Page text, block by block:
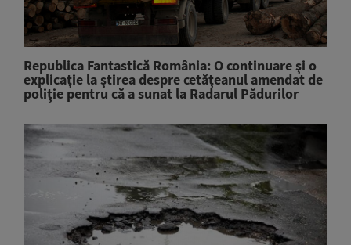
Republica Fantastică România: O continuare şi o
explicaţie la ştirea despre cetăţeanul amendat de
poliţie pentru că a sunat la Radarul Pădurilor